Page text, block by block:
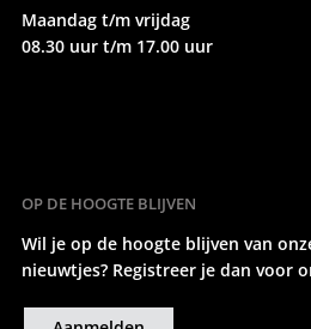
Maandag t/m vrijdag
08.30 uur t/m 17.00 uur
OP DE HOOGTE BLIJVEN
Wil je op de hoogte blijven van
nieuwtjes? Registreer je dan voor